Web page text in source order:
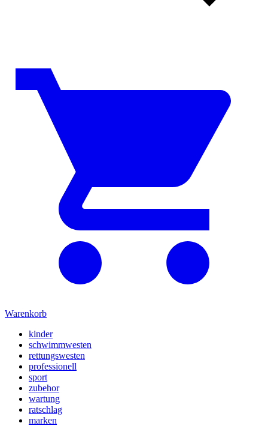
Warenkorb
kinder
schwimmwesten
rettungswesten
professionell
sport
zubehor
wartung
ratschlag
marken